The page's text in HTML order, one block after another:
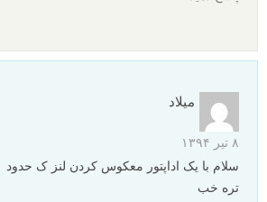
میلاد
۸ تیر ۱۳۹۴
تره خب